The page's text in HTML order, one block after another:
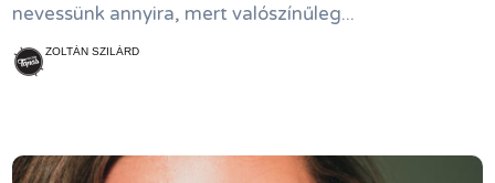
nevessünk annyira, mert valószínűleg...
ZOLTÁN SZILÁRD